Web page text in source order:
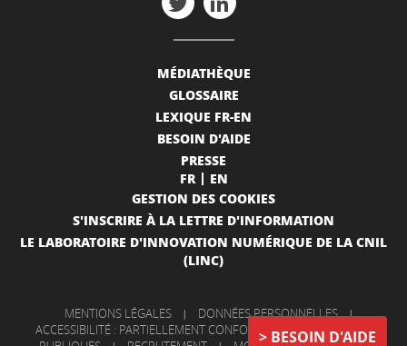
BESOIN D'AIDE
MÉDIATHÈQUE
GLOSSAIRE
LEXIQUE FR-EN
BESOIN D'AIDE
PRESSE
FR
EN
GESTION DES COOKIES
S'INSCRIRE À LA LETTRE D'INFORMATION
LE LABORATOIRE D'INNOVATION NUMÉRIQUE DE LA CNIL
(LINC)
MENTIONS LÉGALES | DONNÉES PERSONNELLES |
ACCESSIBILITÉ : PARTIELLEMENT CONFORME
|
INFORMATIONS